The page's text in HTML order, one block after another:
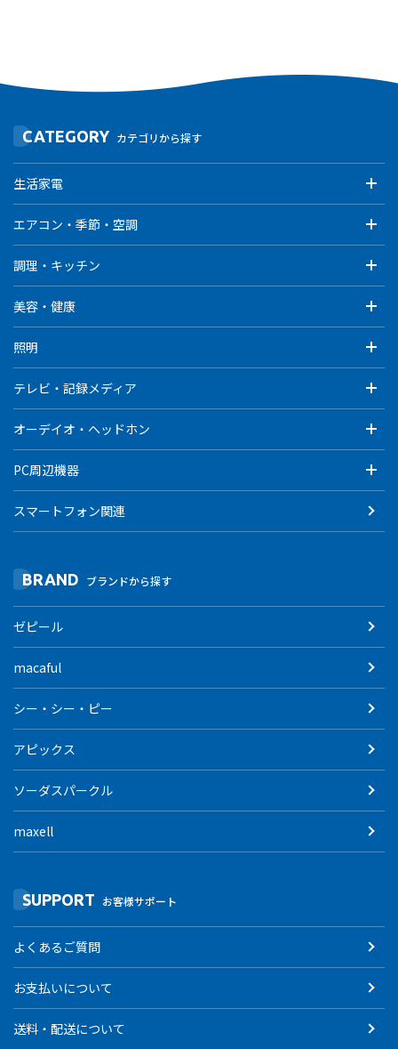
CATEGORY カテゴリから探す
生活家電
エアコン・季節・空調
調理・キッチン
美容・健康
照明
テレビ・記録メディア
オーデイオ・ヘッドホン
PC周辺機器
スマートフォン関連
BRAND ブランドから探す
ゼピール
macaful
シー・シー・ピー
アピックス
ソーダスパークル
maxell
SUPPORT お客様サポート
よくあるご質問
お支払いについて
送料・配送について